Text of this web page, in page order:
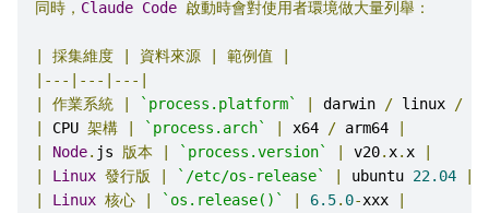
同時， Claude Code 啟動時會對使用者環境做大量列舉：
採集維度 資料來源 範例值
|---|---|---|
作業系統 `process.platform` darwin / linux /
CPU 架構 `process.arch` x64 / arm64
Node. js 版本 `process.version` v20.x.x
Linux 發行版 `/etc/os-release` ubuntu 22.04
Linux 核心 `os.release()` 6.5. 0-xxx